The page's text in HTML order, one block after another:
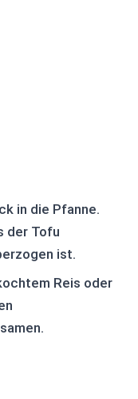
in die Pfanne.
der Tofu
ist.
Reis oder